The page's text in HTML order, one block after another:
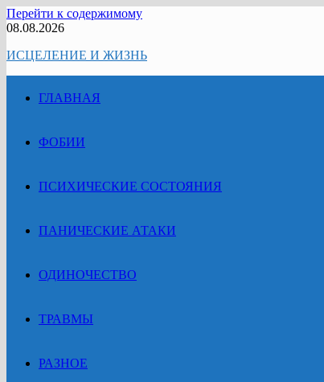
Перейти к содержимому
08.08.2026
ИСЦЕЛЕНИЕ И ЖИЗНЬ
ГЛАВНАЯ
ФОБИИ
ПСИХИЧЕСКИЕ СОСТОЯНИЯ
ПАНИЧЕСКИЕ АТАКИ
ОДИНОЧЕСТВО
ТРАВМЫ
РАЗНОЕ